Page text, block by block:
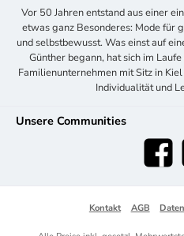
Vor 50 Jahren entstand aus einer
etwas ganz Besonderes: Mode für
und selbstbewusst. Was einst auf
Günther begann, hat sich im
Familienunternehmen mit Sitz in
Individualität und
Unsere Communities
Facebook
Kontakt AGB